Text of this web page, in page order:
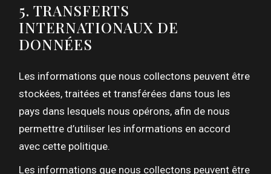
5. TRANSFERTS
INTERNATIONAUX DE
DONNÉES
Les informations que nous collectons peuvent être
stockées, traitées et transférées dans tous les
pays dans lesquels nous opérons, afin de nous
permettre d’utiliser les informations en accord
avec cette politique.
Les informations que nous collectons peuvent être